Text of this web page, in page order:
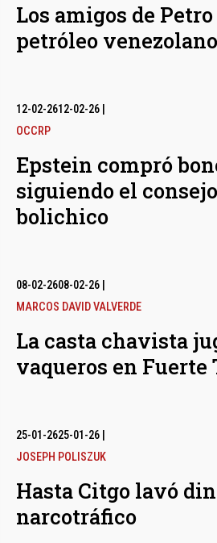
Los amigos de
petróleo venezolano
12-02-2612-02-26
OCCRP
Epstein compró
siguiendo el
bolichico
08-02-2608-02-26
MARCOS DAVID VALVERDE
La casta chavista
vaqueros en Fuerte
25-01-2625-01-26
JOSEPH POLISZUK
Hasta Citgo lavó
narcotráfico